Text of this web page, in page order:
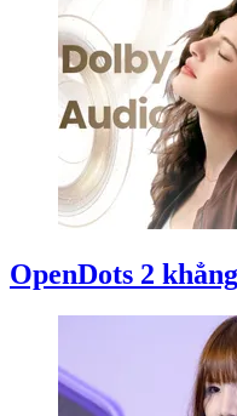
OpenDots 2